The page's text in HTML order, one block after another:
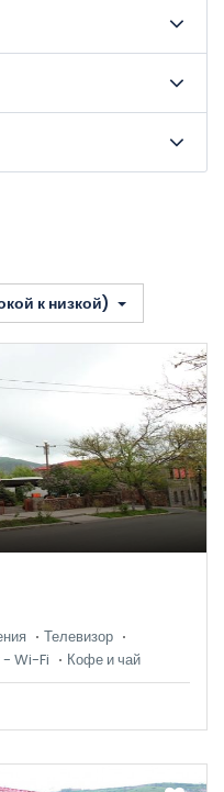
к низкой)
Телевизор
- Wi-Fi Кофе и чай